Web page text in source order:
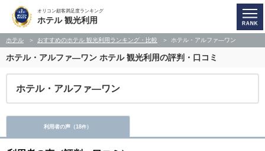
オリコン顧客満足度ランキング
ホテル 観光利用
ホテル おすすめのホテル 観光利用ランキング・比較 ホテル・アルファ―ワン
ホテル・アルファ―ワン ホテル 観光利用の評判・口コミ
ホテル・アルファ―ワン
利用者の声（18件）